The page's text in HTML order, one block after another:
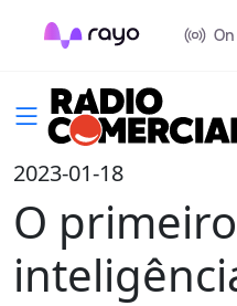
2023-01-18
O